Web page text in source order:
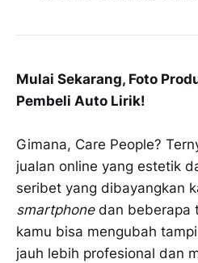
Mulai Sekarang, Foto
Pembeli Auto Lirik!
Gimana, Care People?
jualan online yang estetik
seribet yang dibayangkan
smartphonedan beberapa
kamu bisa mengubah
jauh lebih profesional dan